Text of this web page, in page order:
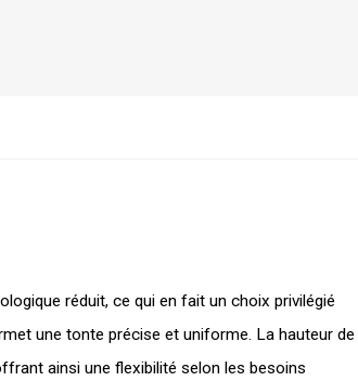
réduit, ce qui en fait un choix privilégié
une tonte précise et uniforme. La hauteur de
ainsi une flexibilité selon les besoins